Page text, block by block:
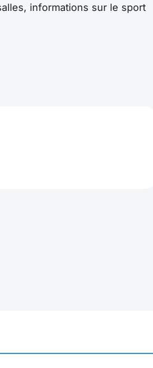
informations sur le sport